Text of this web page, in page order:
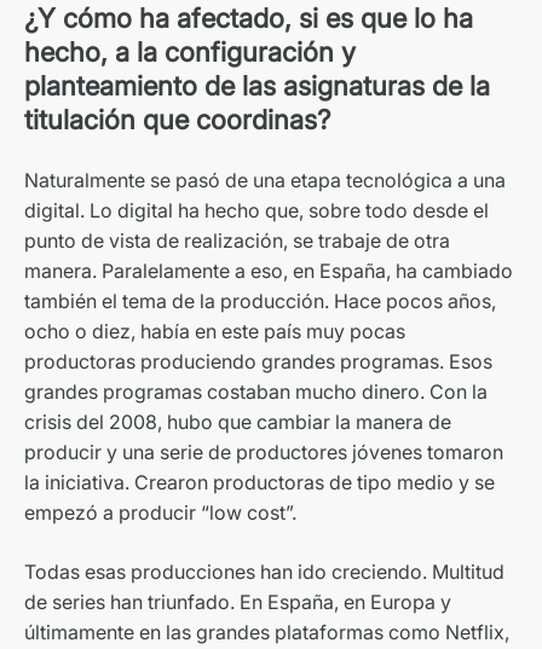
¿Y cómo ha afectado, si es que lo ha
hecho, a la configuración y
planteamiento de las asignaturas de la
titulación que coordinas?
Naturalmente se pasó de una etapa tecnológica a una
digital. Lo digital ha hecho que, sobre todo desde el
punto de vista de realización, se trabaje de otra
manera. Paralelamente a eso, en España, ha cambiado
también el tema de la producción. Hace pocos años,
ocho o diez, había en este país muy pocas
productoras produciendo grandes programas. Esos
grandes programas costaban mucho dinero. Con la
crisis del 2008, hubo que cambiar la manera de
producir y una serie de productores jóvenes tomaron
la iniciativa. Crearon productoras de tipo medio y se
empezó a producir “low cost”.
Todas esas producciones han ido creciendo. Multitud
de series han triunfado. En España, en Europa y
últimamente en las grandes plataformas como Netflix,